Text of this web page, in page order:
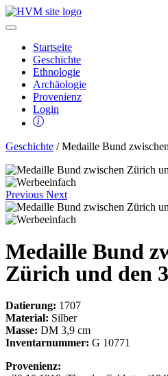
Startseite
Geschichte
Ethnologie
Archäologie
Provenienz
Login
Geschichte / Medaille Bund
Previous Next
Medaille Bund
Zürich und den
Datierung: 1707
Material: Silber
Masse: DM 3,9 cm
Inventarnummer: G 10771
Provenienz: